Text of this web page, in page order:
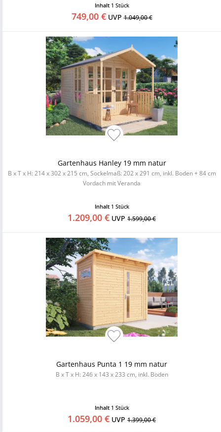
Inhalt 1 Stück
749,00 €UVP1.049,00 €
Gartenhaus Hanley 19 mm natur
B x T x H: 214 x 302 x 215 cm, Sockelmaß: 202 x 291 cm, inkl. Boden + 84 cm
Vordach mit Veranda
Inhalt 1 Stück
1.209,00 € UVP 1.599,00 €
Gartenhaus Punta 1 19 mm natur
B x T x H: 246 x 143 x 233 cm, inkl. Boden
Inhalt 1 Stück
1.059,00 € UVP 1.399,00 €